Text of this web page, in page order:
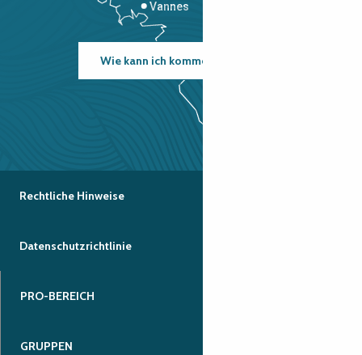
Vannes
Wie kann ich kommen?
Rechtliche Hinweise
Datenschutzrichtlinie
PRO-BEREICH
GRUPPEN